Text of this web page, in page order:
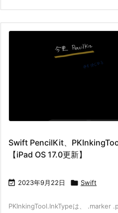
Swift PencilKit、
【iPad OS 17.0更新】
 2023年9月22日  Swift
PKInkingTool.InkTypeは、 .marker